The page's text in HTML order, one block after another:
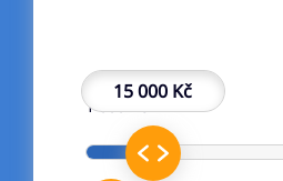
15 000 Kč
1 000 Kč